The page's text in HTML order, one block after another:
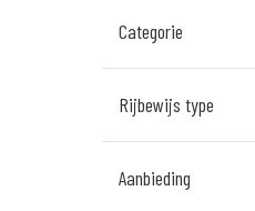
Hillegom
Leek
Leeuwarden
Categorie
Rijbewijs type
Aanbieding